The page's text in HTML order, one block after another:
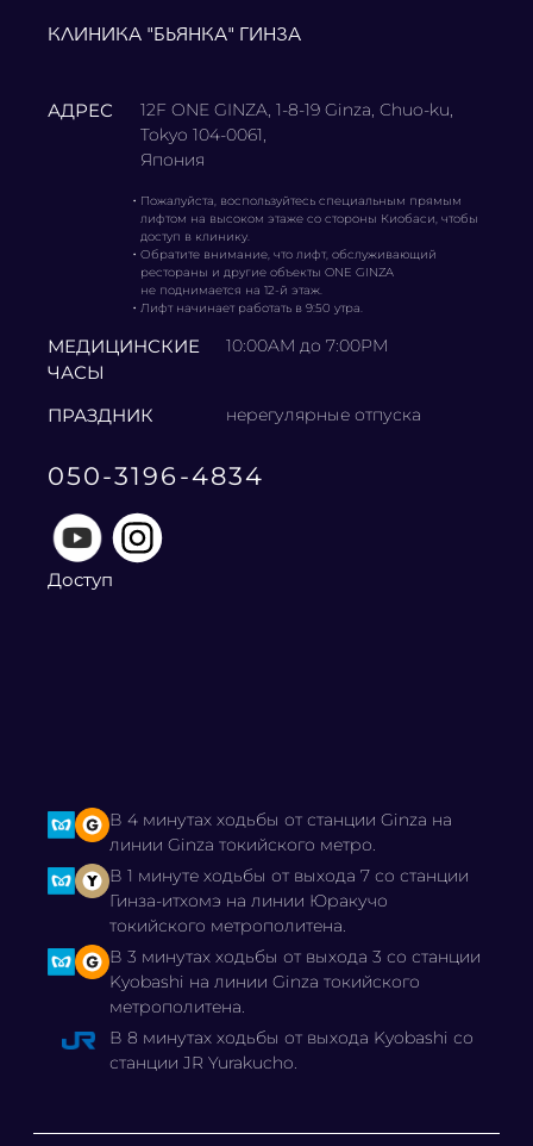
КЛИНИКА "БЬЯНКА" ГИНЗА
АДРЕС
12F ONE GINZA, 1-8-19 Ginza, Chuo-ku,
Tokyo 104-0061,
Япония
・ Пожалуйста, воспользуйтесь специальным прямым
лифтом на высоком этаже со стороны Киобаси, чтобы
доступ в клинику.
・ Обратите внимание, что лифт, обслуживающий
рестораны и другие объекты ONE GINZA
не поднимается на 12-й этаж.
・ Лифт начинает работать в 9:50 утра.
МЕДИЦИНСКИЕ
ЧАСЫ
10:00AM до 7:00PM
ПРАЗДНИК нерегулярные отпуска
050-3196-4834
Доступ
В 4 минутах ходьбы от станции Ginza на
линии Ginza токийского метро.
В 1 минуте ходьбы от выхода 7 со станции
Гинза-итхомэ на линии Юракучо
токийского метрополитена.
В 3 минутах ходьбы от выхода 3 со станции
Kyobashi на линии Ginza токийского
метрополитена.
В 8 минутах ходьбы от выхода Kyobashi со
станции JR Yurakucho.